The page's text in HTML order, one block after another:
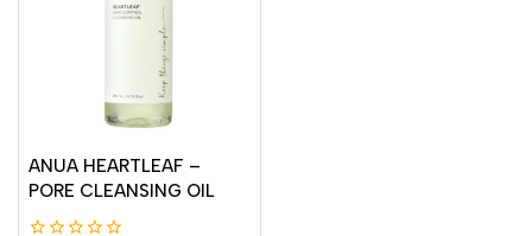
ANUA HEARTLEAF –
PORE CLEANSING OIL